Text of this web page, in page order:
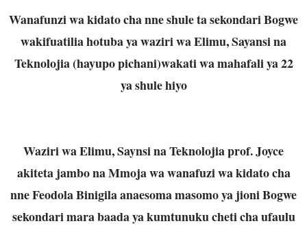
Wanafunzi wa kidato cha nne shule ta sekondari Bogwe
wakifuatilia hotuba ya waziri wa Elimu, Sayansi na
Teknolojia (hayupo pichani)wakati wa mahafali ya 22
ya shule hiyo
Waziri wa Elimu, Saynsi na Teknolojia prof. Joyce
akiteta jambo na Mmoja wa wanafuzi wa kidato cha
nne Feodola Binigila anaesoma masomo ya jioni Bogwe
sekondari mara baada ya kumtunuku cheti cha ufaulu